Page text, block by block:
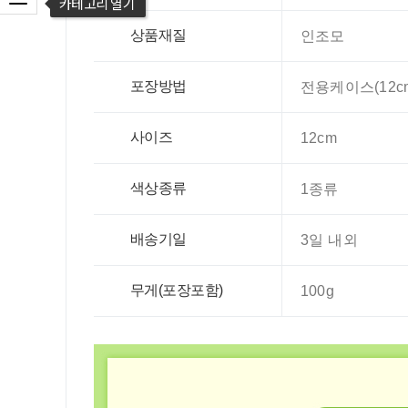
상품재질 인조모
포장방법 전용케이스
사이즈 12cm
색상종류 1종류
배송기일 3일 내외
무게(포장포함) 100g